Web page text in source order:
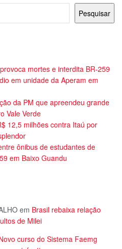
Pesquisar
mortes e interdita BR-259
em unidade da Aperam em
da PM que apreendeu grande
Vale Verde
12,5 milhões contra Itaú por
ônibus de estudantes de
em Baixo Guandu
em Brasil rebaixa relação
de Milei
curso do Sistema Faemg